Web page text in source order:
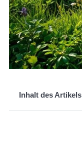
Inhalt des Artikels